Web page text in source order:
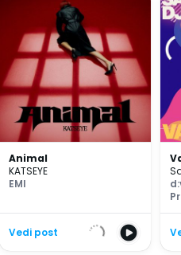
Animal
KATSEYE
EMI
Vedi post